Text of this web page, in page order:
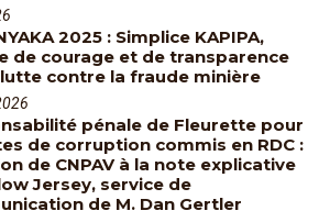
2025 : Simplice KAPIPA,
de courage et de transparence
contre la fraude minière
pénale de Fleurette pour
de corruption commis en RDC :
de CNPAV à la note explicative
Jersey, service de
de M. Dan Gertler